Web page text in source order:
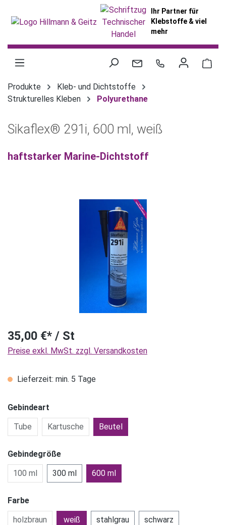
Ihr Partner für
Klebstoffe & viel
mehr
Produkte
Kleb- und Dichtstoffe
Strukturelles Kleben
Polyurethane
Sikaflex® 291i, 600 ml, weiß
haftstarker Marine-Dichtstoff
35,00 €* / St
Preise exkl. MwSt. zzgl. Versandkosten
Lieferzeit: min. 5 Tage
Gebindeart
Tube
Kartusche Beutel
Gebindegröße
100 ml
300 ml 600 ml
Farbe
holzbraun
weiß stahlgrau schwarz